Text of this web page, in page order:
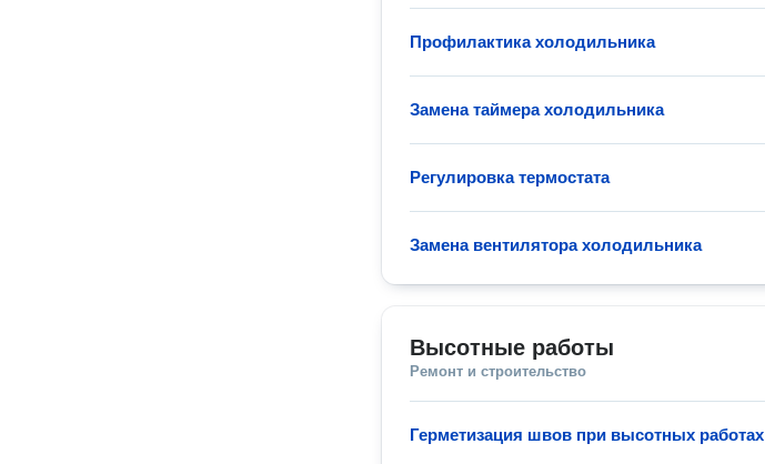
Профилактика холодильника
Замена таймера холодильника
Регулировка термостата
Замена вентилятора холодильника
Высотные работы
Ремонт и строительство
Герметизация швов при высотных работах